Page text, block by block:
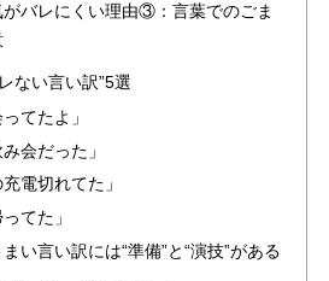
がバレにくい理由③：言葉でのごま
ない言い訳”5選
てたよ」
み会だった」
充電切れてた」
てた」
まい言い訳には“準備”と“演技”がある